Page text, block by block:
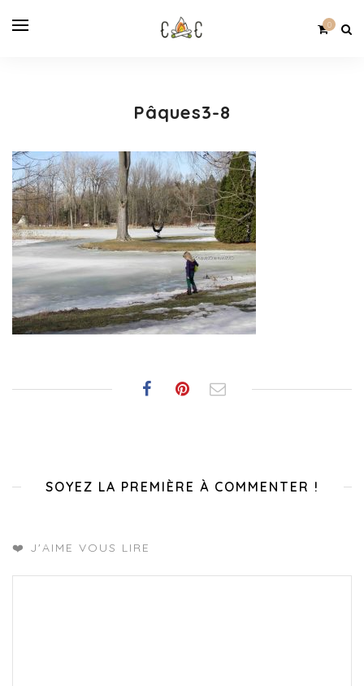
0
Pâques3-8
SOYEZ LA PREMIÈRE À COMMENTER !
❤️ J'AIME VOUS LIRE